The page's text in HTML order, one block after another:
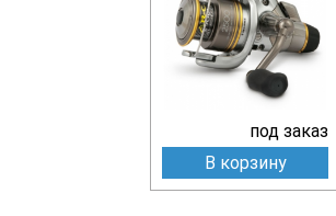
под заказ
В корзину